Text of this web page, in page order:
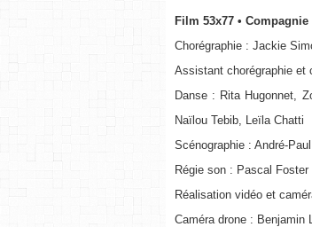
Film 53x77 •
Chorégraphie : Jackie
Assistant chorégraphie et
Danse : Rita Hugonnet,
Naïlou Tebib, Leïla Chatti
Scénographie : André-
Régie son : Pascal Foster
Réalisation vidéo et
Caméra drone : Benjamin